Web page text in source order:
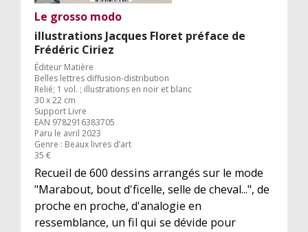
Le grosso modo
illustrations Jacques Floret préface de
Frédéric Ciriez
Éditeur Matière
Belles lettres diffusion-distribution
Relié; 1 vol. ; illustrations en noir et blanc
30 x 22 cm
Support Livre
EAN 9782916383705
Paru le avril 2023
Genre : Beaux livres d’art
35 €
Recueil de 600 dessins arrangés sur le mode
"Marabout, bout d'ficelle, selle de cheval...", de
proche en proche, d'analogie en
ressemblance, un fil qui se dévide pour